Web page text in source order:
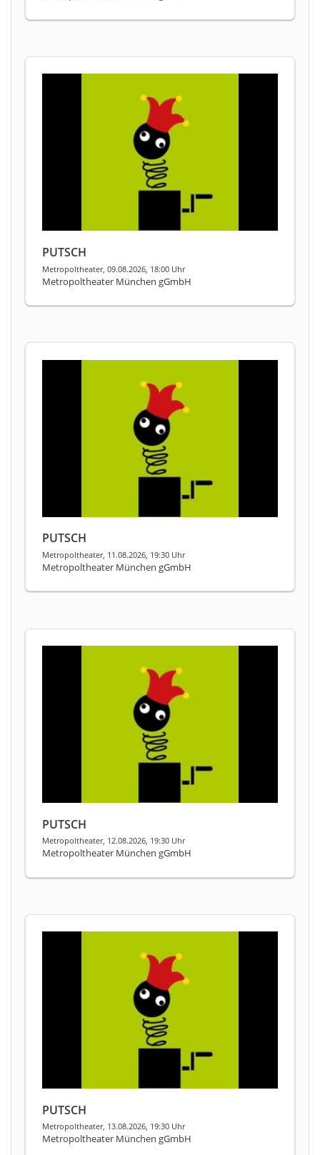
PUTSCH
Metropoltheater, 09.08.2026, 18:00 Uhr
Metropoltheater München gGmbH
PUTSCH
Metropoltheater, 11.08.2026, 19:30 Uhr
Metropoltheater München gGmbH
PUTSCH
Metropoltheater, 12.08.2026, 19:30 Uhr
Metropoltheater München gGmbH
PUTSCH
Metropoltheater, 13.08.2026, 19:30 Uhr
Metropoltheater München gGmbH